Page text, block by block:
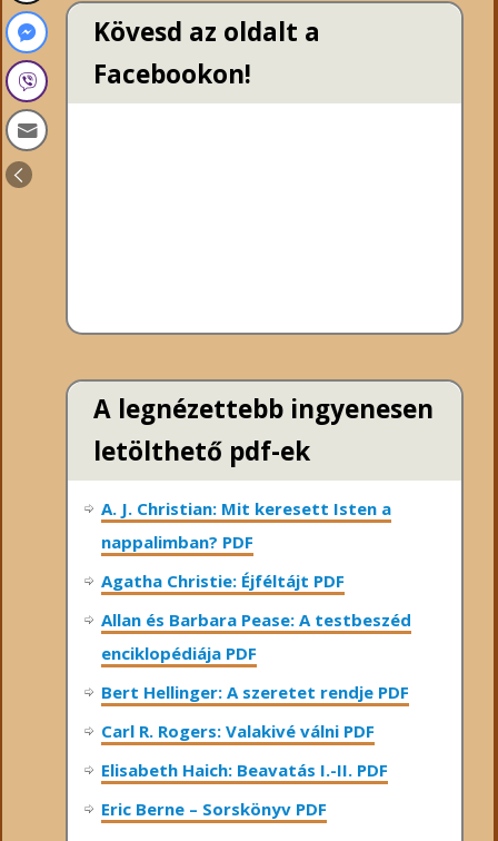
Kövesd az oldalt a
Facebookon!
A legnézettebb ingyenesen
letölthető pdf-ek
A. J. Christian: Mit keresett Isten a
nappalimban? PDF
Agatha Christie: Éjféltájt PDF
Allan és Barbara Pease: A testbeszéd
enciklopédiája PDF
Bert Hellinger: A ​szeretet rendje PDF
Carl R. Rogers: Valakivé válni PDF
Elisabeth Haich: Beavatás I.-II. PDF
Eric Berne – Sorskönyv PDF